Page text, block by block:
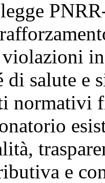
di salute e
normativi
e